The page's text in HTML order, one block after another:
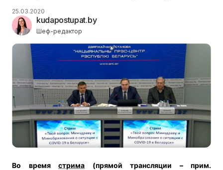
kudapostupat.by
Шеф-редактор
25.03.2020
Во время стрима (прямой трансляции – прим.